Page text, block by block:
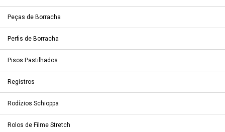
Peças de Borracha
Perfis de Borracha
Pisos Pastilhados
Registros
Rodízios Schioppa
Rolos de Filme Stretch